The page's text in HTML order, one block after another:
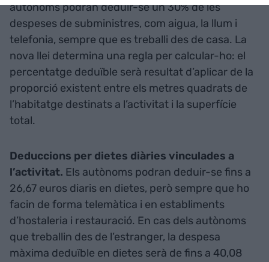
autònoms podran deduir-se un 30% de les
despeses de subministres, com aigua, la llum i
telefonia, sempre que es treballi des de casa. La
nova llei determina una regla per calcular-ho: el
percentatge deduïble serà resultat d’aplicar de la
proporció existent entre els metres quadrats de
l’habitatge destinats a l’activitat i la superfície
total.
Deduccions per dietes diàries vinculades a
l’activitat. Els autònoms podran deduir-se fins a
26,67 euros diaris en dietes, però sempre que ho
facin de forma telemàtica i en establiments
d’hostaleria i restauració. En cas dels autònoms
que treballin des de l’estranger, la despesa
màxima deduïble en dietes serà de fins a 40,08